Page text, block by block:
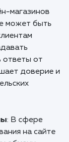
образом
идеально